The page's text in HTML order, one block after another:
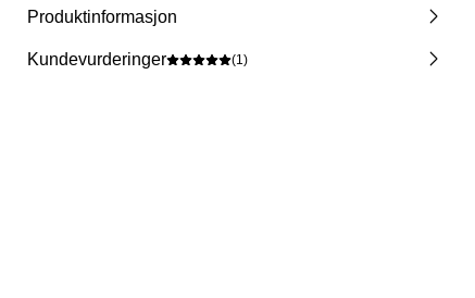
Produktinformasjon
Kundevurderinger (1)